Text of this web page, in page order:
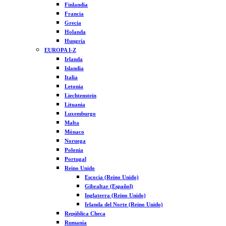
Finlandia
Francia
Grecia
Holanda
Hungría
EUROPA I-Z
Irlanda
Islandia
Italia
Letonia
Liechtenstein
Lituania
Luxemburgo
Malta
Mónaco
Noruega
Polonia
Portugal
Reino Unido
Escocia (Reino Unido)
Gibraltar (Español)
Inglaterra (Reino Unido)
Irlanda del Norte (Reino Unido)
República Checa
Rumanía